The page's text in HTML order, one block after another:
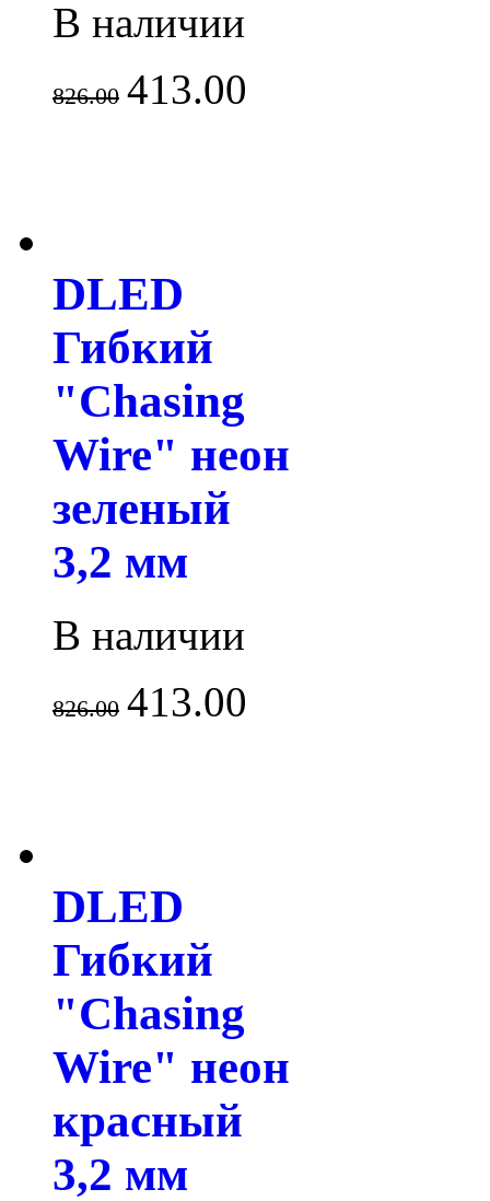
В наличии
826.00 413.00
DLED
Гибкий
"Chasing
Wire" неон
зеленый
3,2 мм
В наличии
826.00 413.00
DLED
Гибкий
"Chasing
Wire" неон
красный
3,2 мм